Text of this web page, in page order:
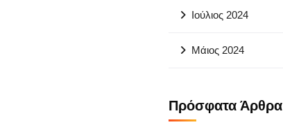
Ιούλιος 2024
Μάιος 2024
Πρόσφατα Άρθρα